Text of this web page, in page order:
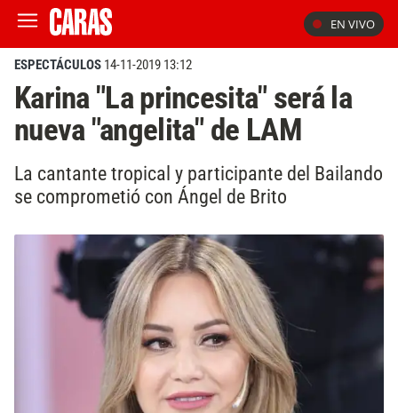
EN VIVO
ESPECTÁCULOS 14-11-2019 13:12
Karina "La princesita" será la
nueva "angelita" de LAM
La cantante tropical y participante del Bailando
se comprometió con Ángel de Brito